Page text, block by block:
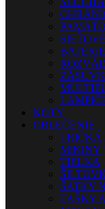
NOTY
OBLEČENIE
TRIČKÁ
MIKINY
TIELKA
ŠATKY
TAŠKY